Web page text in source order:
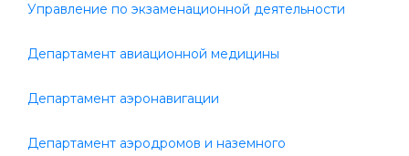
Управление по экзаменационной деятельности
Департамент авиационной медицины
Департамент аэронавигации
Департамент аэродромов и наземного